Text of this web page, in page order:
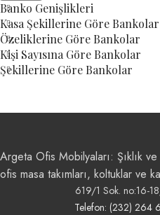
Banko Genişlikleri
Kasa Şekillerine Göre Bankolar
Özeliklerine Göre Bankolar
Kişi Sayısına Göre Bankolar
Şekillerine Göre Bankolar
Argeta Ofis Mobilyaları: Şıklık
ofis masa takımları, koltuklar ve
619/1 Sok. no:16-
Telefon: (232) 264